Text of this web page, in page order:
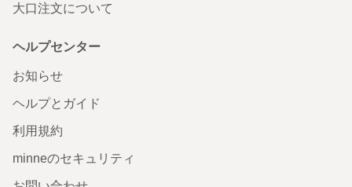
大口注文について
ヘルプセンター
お知らせ
ヘルプとガイド
利用規約
minneのセキュリティ